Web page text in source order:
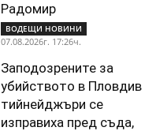
Радомир
ВОДЕЩИ НОВИНИ
07.08.2026г. 17:26ч.
Заподозрените за
убийството в Пловдив
тийнейджъри се
изправиха пред съда,